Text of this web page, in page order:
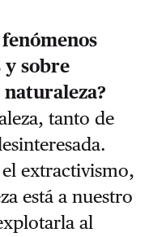
y sobre
tanto de
extractivismo,
está a nuestro
al